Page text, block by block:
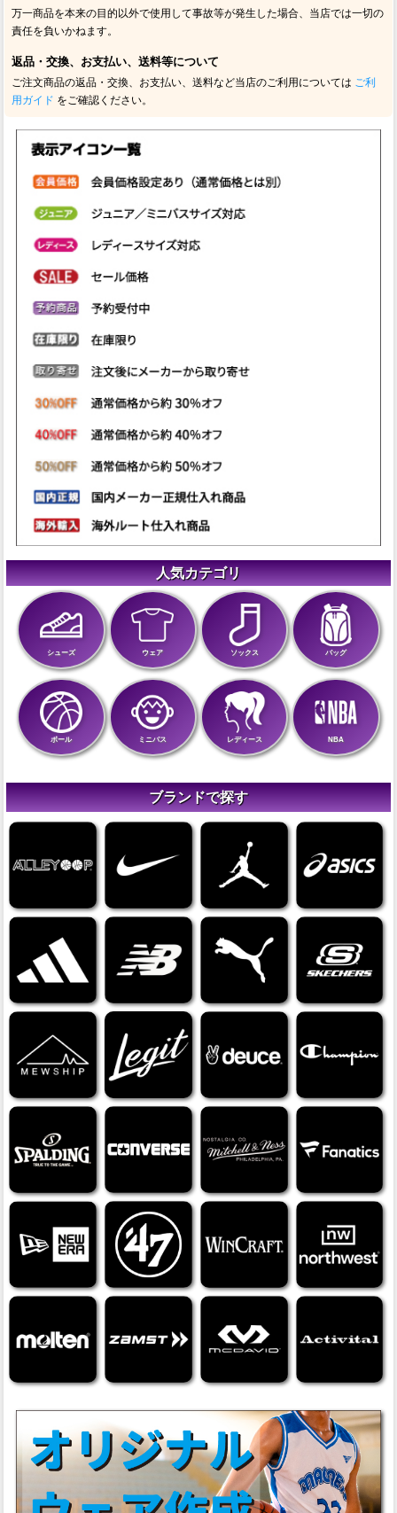
万一商品を本来の目的以外で使用して事故等が発生した場合、当店では一切の
責任を負いかねます。
返品・交換、お支払い、送料等について
ご注文商品の返品・交換、お支払い、送料など当店のご利用については ご利
用ガイド をご確認ください。
人気カテゴリ
シューズ ウェア ソックス バッグ
ボール ミニバス レディース NBA
ブランドで探す